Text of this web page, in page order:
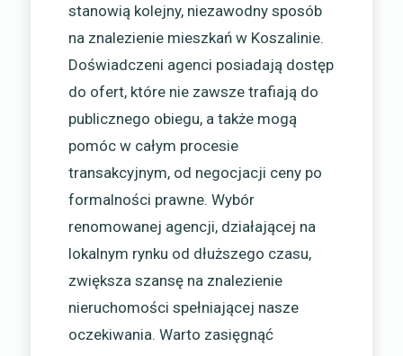
stanowią kolejny, niezawodny sposób
na znalezienie mieszkań w Koszalinie.
Doświadczeni agenci posiadają dostęp
do ofert, które nie zawsze trafiają do
publicznego obiegu, a także mogą
pomóc w całym procesie
transakcyjnym, od negocjacji ceny po
formalności prawne. Wybór
renomowanej agencji, działającej na
lokalnym rynku od dłuższego czasu,
zwiększa szansę na znalezienie
nieruchomości spełniającej nasze
oczekiwania. Warto zasięgnąć